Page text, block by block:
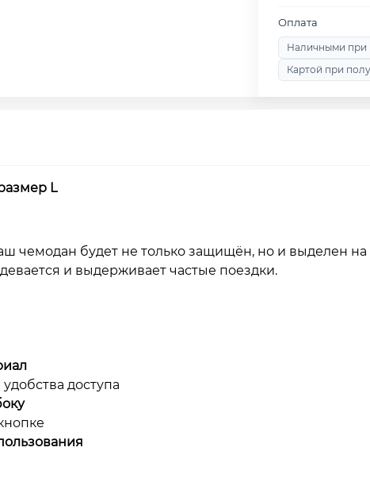
Оплата
Наличными при
Картой при
L
чемодан будет не только защищён, но и выделен
и выдерживает частые поездки.
доступа